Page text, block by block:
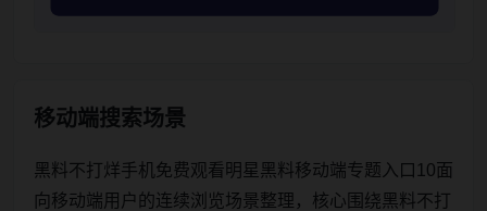
移动端搜索场景
黑料不打烊手机免费观看明星黑料移动端专题入口10面
向移动端用户的连续浏览场景整理，核心围绕黑料不打